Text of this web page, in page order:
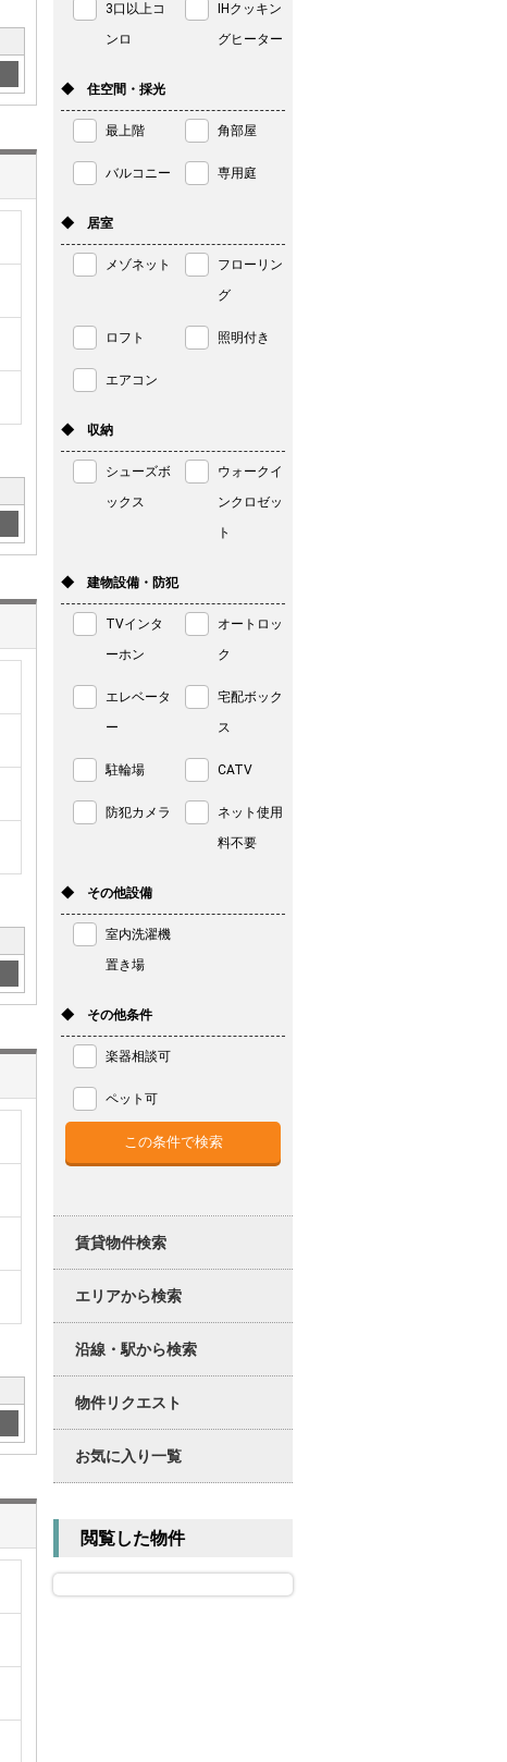
3口以上コ
ンロ
IHクッキン
グヒーター
◆ 住空間・採光
最上階 角部屋
バルコニー 専用庭
◆ 居室
メゾネット
フローリン
グ
ロフト 照明付き
エアコン
◆ 収納
シューズボ
ックス
ウォークイ
ンクロゼッ
ト
◆ 建物設備・防犯
TVインタ
ーホン
オートロッ
ク
エレベータ
ー
宅配ボック
ス
駐輪場 CATV
防犯カメラ
ネット使用
料不要
◆ その他設備
室内洗濯機
置き場
◆ その他条件
楽器相談可
ペット可
賃貸物件検索
エリアから検索
沿線・駅から検索
物件リクエスト
お気に入り一覧
閲覧した物件